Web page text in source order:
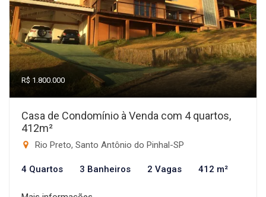
R$ 1.800.000
Casa de Condomínio à Venda com 4 quartos,
412m²
Rio Preto, Santo Antônio do Pinhal-SP
4 Quartos 3 Banheiros 2 Vagas 412 m²